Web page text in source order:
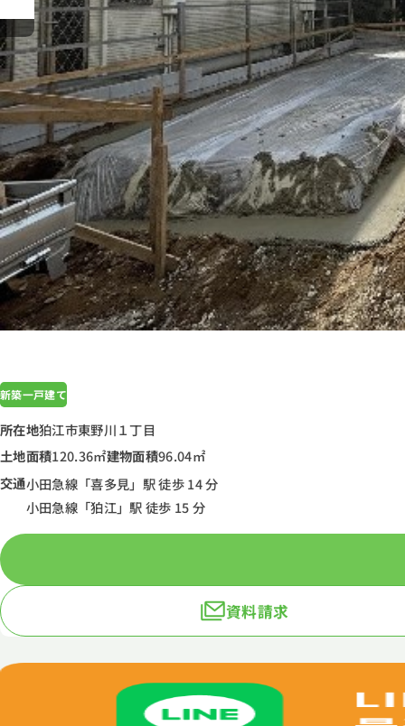
新築一戸建て
所在地狛江市東野川１丁目
土地面積120.36㎡建物面積96.04㎡
交通小田急線「喜多見」駅 徒歩 14 分
小田急線「狛江」駅 徒歩 15 分
資料請求